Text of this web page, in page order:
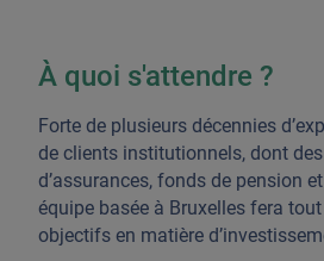
À quoi s'attendre ?
Forte de plusieurs décennies
de clients institutionnels, dont
d’assurances, fonds de pension
équipe basée à Bruxelles fera
objectifs en matière